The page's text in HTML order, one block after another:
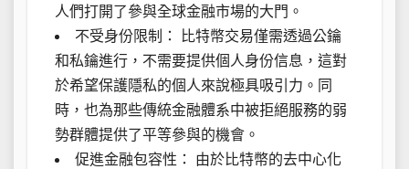
人們打開了參與全球金融市場的大門。
不受身份限制： 比特幣交易僅需透過公鑰
和私鑰進行，不需要提供個人身份信息，這對
於希望保護隱私的個人來說極具吸引力。同
時，也為那些傳統金融體系中被拒絕服務的弱
勢群體提供了平等參與的機會。
促進金融包容性： 由於比特幣的去中心化